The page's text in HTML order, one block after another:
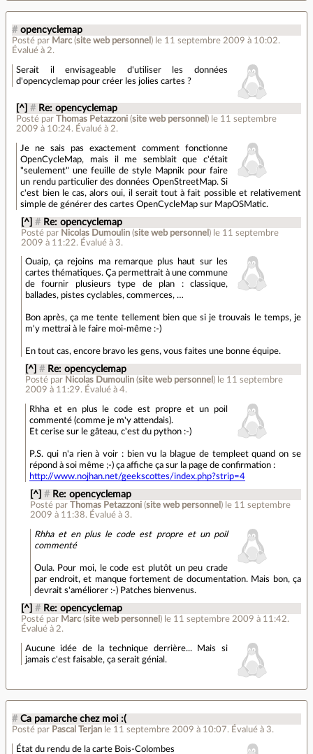
# opencyclemap
Posté par Marc(site web personnel ) le 11 septembre 2009 à 10:02.
Évalué à 2.
Serait il envisageable d'utiliser les données
d'opencyclemap pour créer les jolies cartes ?
[^] # Re: opencyclemap
Posté parThomas Petazzoni (site web personnel ) le 11 septembre
2009 à 10:24. Évalué à 2.
Je ne sais pas exactement comment fonctionne
OpenCycleMap, mais il me semblait que c'était
"seulement" une feuille de style Mapnik pour faire
un rendu particulier des données OpenStreetMap. Si
c'est bien le cas, alors oui, il serait tout à fait possible et relativement
simple de générer des cartes OpenCycleMap sur MapOSMatic.
[^] # Re: opencyclemap
Posté par Nicolas Dumoulin(site web personnel ) le 11 septembre
2009 à 11:22. Évalué à 3.
Ouaip, ça rejoins ma remarque plus haut sur les
cartes thématiques. Ça permettrait à une commune
de fournir plusieurs type de plan : classique,
ballades, pistes cyclables, commerces, …
Bon après, ça me tente tellement bien que si je trouvais le temps, je
m'y mettrai à le faire moi-même :-)
En tout cas, encore bravo les gens, vous faites une bonne équipe.
[^] # Re: opencyclemap
Posté par Nicolas Dumoulin (site web personnel ) le 11 septembre
2009 à 11:29. Évalué à4.
Rhha et en plus le code est propre et un poil
commenté (comme je m'y attendais).
Et cerise sur le gâteau, c'est du python :-)
P.S. qui n'a rien à voir : bien vu la blague de templeet quand on se
répond à soi même ;-) ça affiche ça sur la page de confirmation :
http://www.nojhan.net/geekscottes/index.php?strip=4
[^] # Re: opencyclemap
Posté par Thomas Petazzoni(site web personnel ) le 11 septembre
2009 à 11:38. Évalué à 3.
Rhha et en plus le code est propre et un poil
commenté
Oula. Pour moi, le code est plutôt un peu crade
par endroit, et manque fortement de documentation. Mais bon, ça
devrait s'améliorer :-) Patches bienvenus.
[^] # Re: opencyclemap
Posté par Marc(site web personnel ) le 11 septembre 2009 à 11:42.
Évalué à 2.
Aucune idée de la technique derrière... Mais si
jamais c'est faisable, ça serait génial.
# Ca pamarche chez moi :(
Posté par Pascal Terjan le 11 septembre 2009 à 10:07. Évalué à 3.
État du rendu de la carte Bois-Colombes